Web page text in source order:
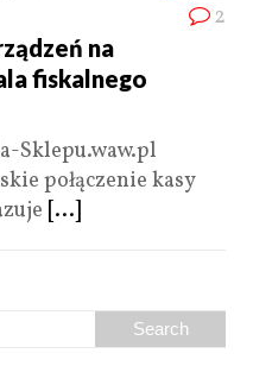
2
na
fiskalnego
Sklepu.waw.pl
połączenie kasy
[...]